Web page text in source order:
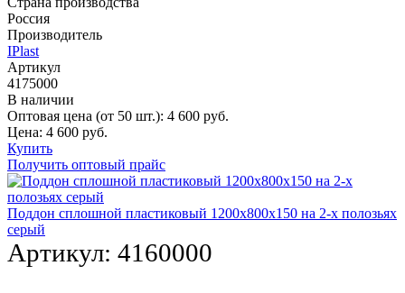
Россия
Производитель
IPlast
Артикул
4175000
В наличии
Оптовая цена (от 50 шт.): 4 600 руб.
Цена: 4 600 руб.
Купить
Получить оптовый прайс
Поддон сплошной пластиковый 1200х800х150 на 2-х полозьях
серый
Артикул: 4160000